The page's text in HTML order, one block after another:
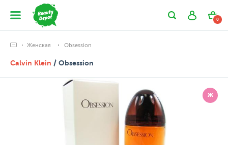
0
Женская Obsession
Calvin Klein / Obsession
Ж